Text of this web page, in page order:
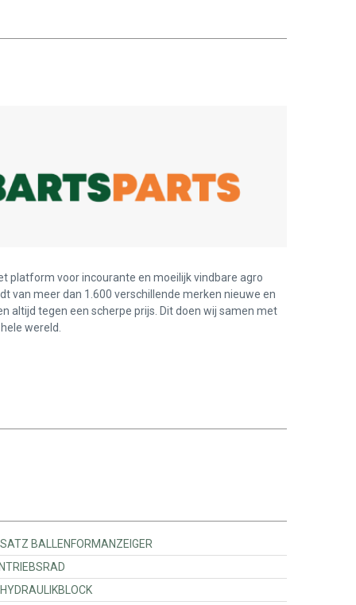
platform voor incourante en moeilijk vindbare agro
van meer dan 1.600 verschillende merken nieuwe en
altijd tegen een scherpe prijs. Dit doen wij samen met
wereld.
Massey Ferguson - 0996418800 - SATZ BALLENFORMANZEIGER
Ferguson - 104468W1 - ANTRIEBSRAD
Massey Ferguson - 0952584620 - HYDRAULIKBLOCK